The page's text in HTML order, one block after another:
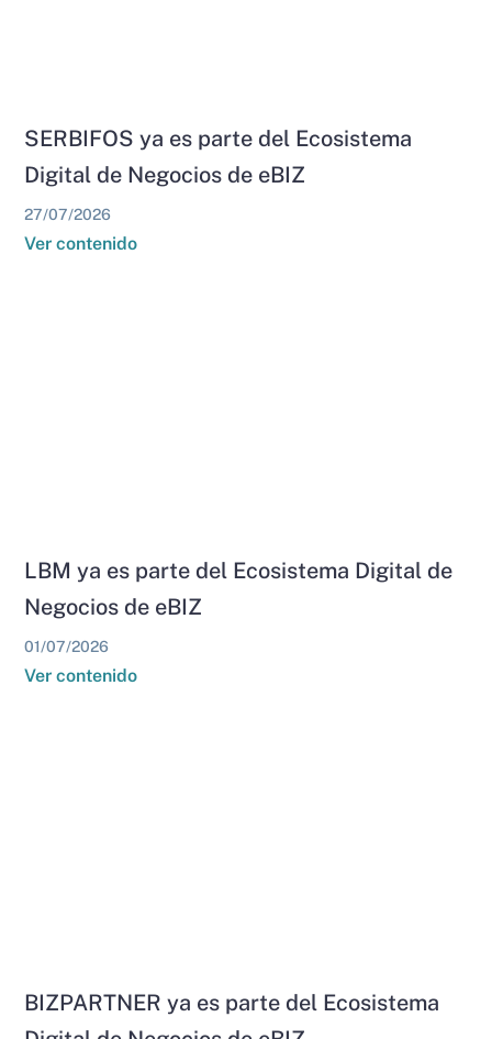
SERBIFOS ya es parte del Ecosistema
Digital de Negocios de eBIZ
27/07/2026
Ver contenido
LBM ya es parte del Ecosistema Digital de
Negocios de eBIZ
01/07/2026
Ver contenido
BIZPARTNER ya es parte del Ecosistema